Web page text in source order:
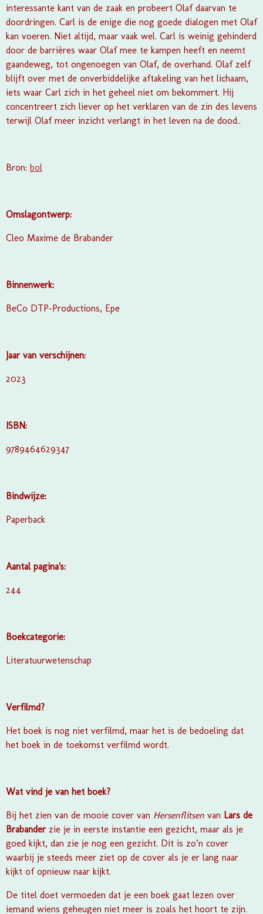
interessante kant van de zaak en probeert Olaf daarvan te
doordringen. Carl is de enige die nog goede dialogen met Olaf
kan voeren. Niet altijd, maar vaak wel. Carl is weinig gehinderd
door de barrières waar Olaf mee te kampen heeft en neemt
gaandeweg, tot ongenoegen van Olaf, de overhand. Olaf zelf
blijft over met de onverbiddelijke aftakeling van het lichaam,
iets waar Carl zich in het geheel niet om bekommert. Hij
concentreert zich liever op het verklaren van de zin des levens
terwijl Olaf meer inzicht verlangt in het leven na de dood..
Bron: bol
Omslagontwerp:
Cleo Maxime de Brabander
Binnenwerk:
BeCo DTP-Productions, Epe
Jaar van verschijnen:
2023
ISBN:
9789464629347
Bindwijze:
Paperback
Aantal pagina's:
244
Boekcategorie:
Literatuurwetenschap
Verfilmd?
Het boek is nog niet verfilmd, maar het is de bedoeling dat
het boek in de toekomst verfilmd wordt.
Wat vind je van het boek?
Bij het zien van de mooie cover van Hersenflitsen van Lars de
Brabander zie je in eerste instantie een gezicht, maar als je
goed kijkt, dan zie je nog een gezicht. Dit is zo’n cover
waarbij je steeds meer ziet op de cover als je er lang naar
kijkt of opnieuw naar kijkt.
De titel doet vermoeden dat je een boek gaat lezen over
iemand wiens geheugen niet meer is zoals het hoort te zijn.